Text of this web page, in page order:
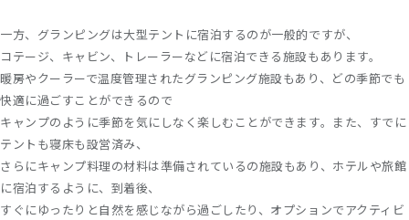
一方、グランピングは大型テントに宿泊するのが一般的ですが、
コテージ、キャビン、トレーラーなどに宿泊できる施設もあります。
暖房やクーラーで温度管理されたグランピング施設もあり、どの季節でも
快適に過ごすことができるので
キャンプのように季節を気にしなく楽しむことができます。また、すでに
テントも寝床も設営済み、
さらにキャンプ料理の材料は準備されているの施設もあり、ホテルや旅館
に宿泊するように、到着後、
すぐにゆったりと自然を感じながら過ごしたり、オプションでアクティビ